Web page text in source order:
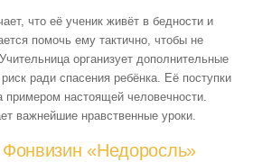
что её ученик живёт в бедности и
помочь ему тактично, чтобы не
организует дополнительные
ради спасения ребёнка. Её поступки
примером настоящей человечности.
важнейшие нравственные уроки.
«Недоросль»